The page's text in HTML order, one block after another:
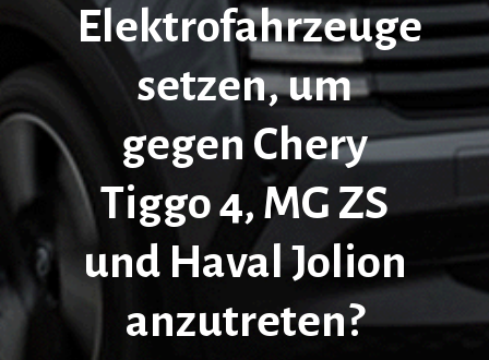
Elektrofahrzeuge
setzen, um
gegen Chery
Tiggo 4, MG ZS
und Haval Jolion
anzutreten?